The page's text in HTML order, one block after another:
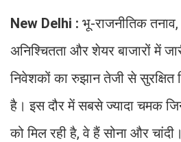
New Delhi : भू-राजनीतिक
अनिश्चितता और शेयर बाजारों में
निवेशकों का रुझान तेजी से सुरक्षित
है। इस दौर में सबसे ज्यादा चमक
को मिल रही है, वे हैं सोना और